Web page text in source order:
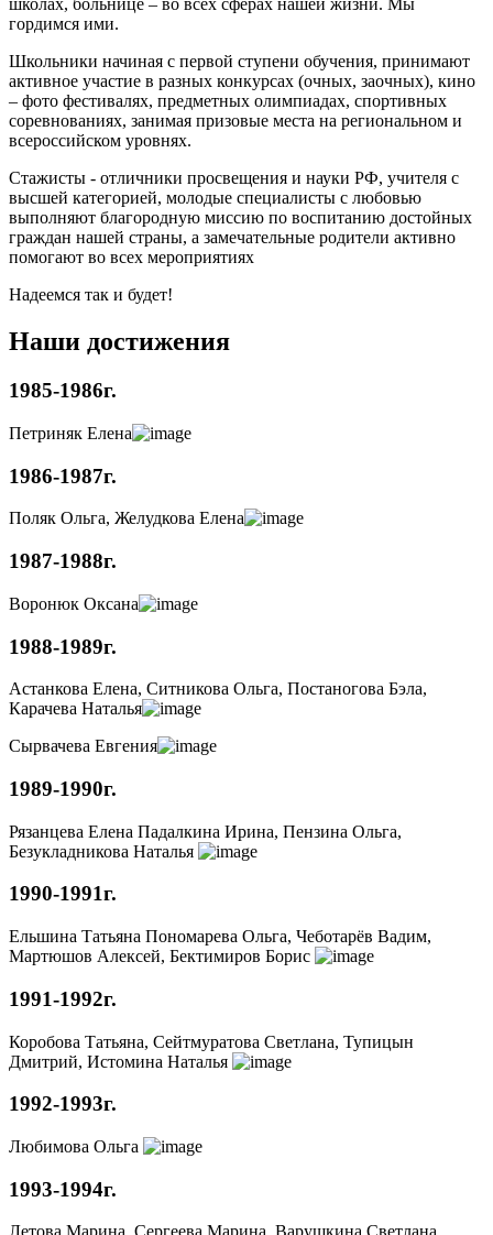
школах, больнице – во всех сферах нашей жизни. Мы
гордимся ими.
Школьники начиная с первой ступени обучения, принимают
активное участие в разных конкурсах (очных, заочных), кино
– фото фестивалях, предметных олимпиадах, спортивных
соревнованиях, занимая призовые места на региональном и
всероссийском уровнях.
Стажисты - отличники просвещения и науки РФ, учителя с
высшей категорией, молодые специалисты с любовью
выполняют благородную миссию по воспитанию достойных
граждан нашей страны, а замечательные родители активно
помогают во всех мероприятиях
Надеемся так и будет!
Наши достижения
1985-1986г.
Петриняк Елена
1986-1987г.
Поляк Ольга, Желудкова Елена
1987-1988г.
Воронюк Оксана
1988-1989г.
Астанкова Елена, Ситникова Ольга, Постаногова Бэла,
Карачева Наталья
Сырвачева Евгения
1989-1990г.
Рязанцева Елена Падалкина Ирина, Пензина Ольга,
Безукладникова Наталья
1990-1991г.
Ельшина Татьяна Пономарева Ольга, Чеботарёв Вадим,
Мартюшов Алексей, Бектимиров Борис
1991-1992г.
Коробова Татьяна, Сейтмуратова Светлана, Тупицын
Дмитрий, Истомина Наталья
1992-1993г.
Любимова Ольга
1993-1994г.